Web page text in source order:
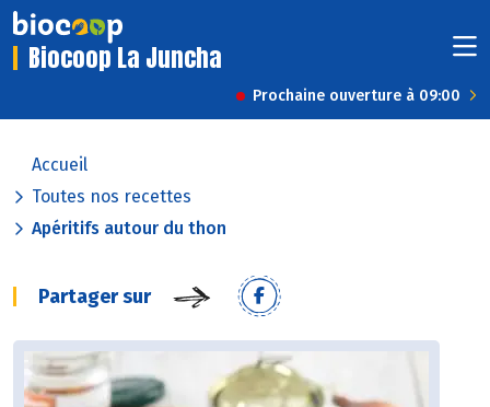
Biocoop La Juncha
Prochaine ouverture à 09:00
Accueil
Toutes nos recettes
Apéritifs autour du thon
Partager sur